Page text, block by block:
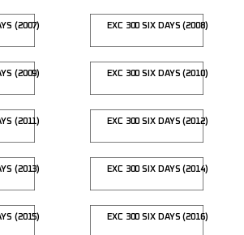
(2007) EXC 300 SIX DAYS (2008)
(2009) EXC 300 SIX DAYS (2010)
(2011) EXC 300 SIX DAYS (2012)
(2013) EXC 300 SIX DAYS (2014)
(2015) EXC 300 SIX DAYS (2016)